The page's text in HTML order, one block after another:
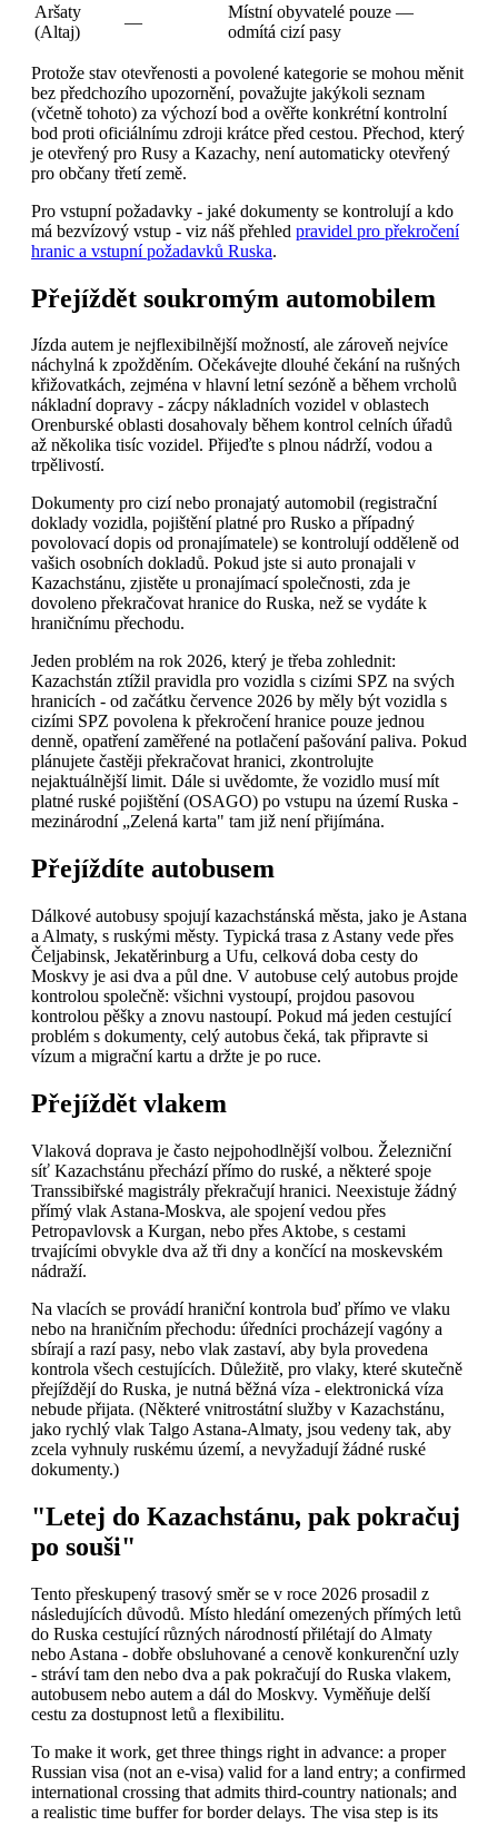
Aršaty
(Altaj)
—
Místní obyvatelé pouze —
odmítá cizí pasy
Protože stav otevřenosti a povolené kategorie se mohou měnit
bez předchozího upozornění, považujte jakýkoli seznam
(včetně tohoto) za výchozí bod a ověřte konkrétní kontrolní
bod proti oficiálnímu zdroji krátce před cestou. Přechod, který
je otevřený pro Rusy a Kazachy, není automaticky otevřený
pro občany třetí země.
Pro vstupní požadavky - jaké dokumenty se kontrolují a kdo
má bezvízový vstup - viz náš přehled pravidel pro překročení
hranic a vstupní požadavků Ruska.
Přejíždět soukromým automobilem
Jízda autem je nejflexibilnější možností, ale zároveň nejvíce
náchylná k zpožděním. Očekávejte dlouhé čekání na rušných
křižovatkách, zejména v hlavní letní sezóně a během vrcholů
nákladní dopravy - zácpy nákladních vozidel v oblastech
Orenburské oblasti dosahovaly během kontrol celních úřadů
až několika tisíc vozidel. Přijeďte s plnou nádrží, vodou a
trpělivostí.
Dokumenty pro cizí nebo pronajatý automobil (registrační
doklady vozidla, pojištění platné pro Rusko a případný
povolovací dopis od pronajímatele) se kontrolují odděleně od
vašich osobních dokladů. Pokud jste si auto pronajali v
Kazachstánu, zjistěte u pronajímací společnosti, zda je
dovoleno překračovat hranice do Ruska, než se vydáte k
hraničnímu přechodu.
Jeden problém na rok 2026, který je třeba zohlednit:
Kazachstán ztížil pravidla pro vozidla s cizími SPZ na svých
hranicích - od začátku července 2026 by měly být vozidla s
cizími SPZ povolena k překročení hranice pouze jednou
denně, opatření zaměřené na potlačení pašování paliva. Pokud
plánujete častěji překračovat hranici, zkontrolujte
nejaktuálnější limit. Dále si uvědomte, že vozidlo musí mít
platné ruské pojištění (OSAGO) po vstupu na území Ruska -
mezinárodní „Zelená karta" tam již není přijímána.
Přejíždíte autobusem
Dálkové autobusy spojují kazachstánská města, jako je Astana
a Almaty, s ruskými městy. Typická trasa z Astany vede přes
Čeljabinsk, Jekatěrinburg a Ufu, celková doba cesty do
Moskvy je asi dva a půl dne. V autobuse celý autobus projde
kontrolou společně: všichni vystoupí, projdou pasovou
kontrolou pěšky a znovu nastoupí. Pokud má jeden cestující
problém s dokumenty, celý autobus čeká, tak připravte si
vízum a migrační kartu a držte je po ruce.
Přejíždět vlakem
Vlaková doprava je často nejpohodlnější volbou. Železniční
síť Kazachstánu přechází přímo do ruské, a některé spoje
Transsibiřské magistrály překračují hranici. Neexistuje žádný
přímý vlak Astana-Moskva, ale spojení vedou přes
Petropavlovsk a Kurgan, nebo přes Aktobe, s cestami
trvajícími obvykle dva až tři dny a končící na moskevském
nádraží.
Na vlacích se provádí hraniční kontrola buď přímo ve vlaku
nebo na hraničním přechodu: úředníci procházejí vagóny a
sbírají a razí pasy, nebo vlak zastaví, aby byla provedena
kontrola všech cestujících. Důležitě, pro vlaky, které skutečně
přejíždějí do Ruska, je nutná běžná víza - elektronická víza
nebude přijata. (Některé vnitrostátní služby v Kazachstánu,
jako rychlý vlak Talgo Astana-Almaty, jsou vedeny tak, aby
zcela vyhnuly ruskému území, a nevyžadují žádné ruské
dokumenty.)
"Letej do Kazachstánu, pak pokračuj
po souši"
Tento přeskupený trasový směr se v roce 2026 prosadil z
následujících důvodů. Místo hledání omezených přímých letů
do Ruska cestující různých národností přilétají do Almaty
nebo Astana - dobře obsluhované a cenově konkurenční uzly
- stráví tam den nebo dva a pak pokračují do Ruska vlakem,
autobusem nebo autem a dál do Moskvy. Vyměňuje delší
cestu za dostupnost letů a flexibilitu.
To make it work, get three things right in advance: a proper
Russian visa (not an e-visa) valid for a land entry; a confirmed
international crossing that admits third-country nationals; and
a realistic time buffer for border delays. The visa step is its